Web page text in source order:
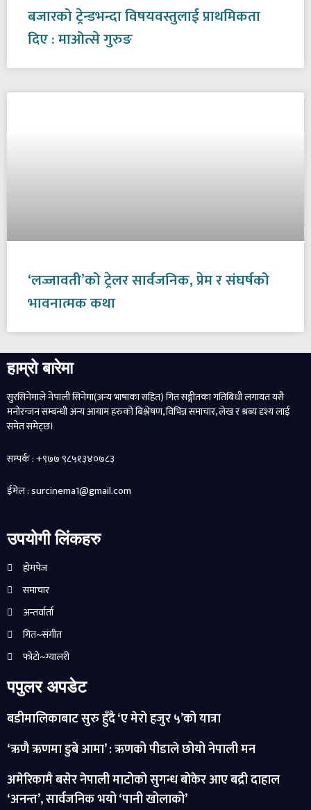
बजारको ट्रेन्डभन्दा विषयवस्तुलाई प्राथमिकता
दिए : माओत्से गुरुङ
‘लज्जावती’को ट्रेलर सार्वजनिक, प्रेम र संघर्षको
भावनात्मक कथा
हाम्रो बारेमा
सुरसिनेमाले नेपाली सिनेमा(अन्य भाषाका सहित) गित सङ्गीतका गतिबिधी लगायत यसै
मनोरन्जन सम्बन्धी अन्य आयाम हरुको बिश्लेषण, विभिन्न समाचार, लेख र श्रब्य दृश्य लाई
समेत समेट्छ।
सम्पर्क : +९७७ ९८५१३४०७८३
ईमेल : surcinema1@gmail.com
उपयोगी लिंकहरु
होमपेज
समाचार
अन्तर्वार्ता
गित~संगीत
फोटो~ग्यालरी
पपुलर अपडेट
बडीमालिकाबाट सुरु हुँदै ‘ए मेरो हजुर ५’को यात्रा
‘ऋणै ऋणमा डुबे आमा’ : ऋणको पीडाले छोयो नेपाली मन
अमेरिकामै बसेर नेपाली माटोको सुगन्ध बोकेर आए बद्री दाहाल
‘अनन्त’, सार्वजनिक भयो ‘पानी खोलाको’